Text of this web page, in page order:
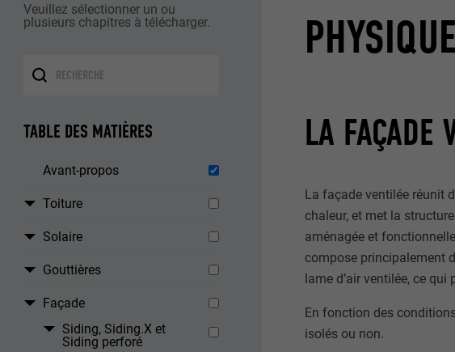
Veuillez sélectionner un ou
plusieurs chapitres à télécharger.
TABLE DES MATIÈRES
Avant-propos
Toiture
Solaire
Gouttières
Façade
Siding, Siding.X et
Siding perforé
LA FAÇADE
La façade ventilée réunit
chaleur, et met la
aménagée et
compose principalement
lame d’air ventilée, ce
En fonction des
isolés ou non.